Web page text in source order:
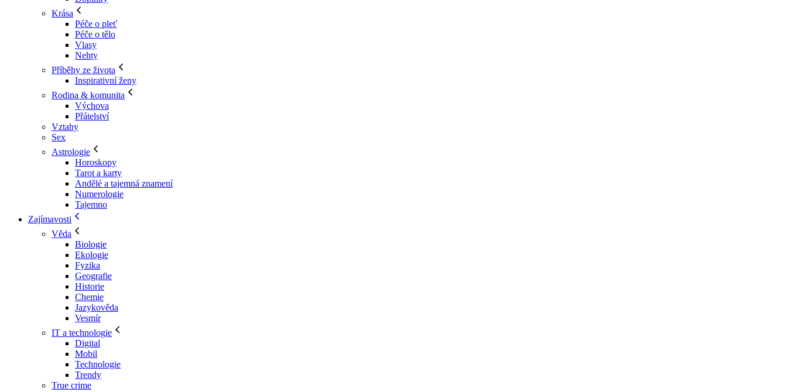
Krása
Péče o pleť
Péče o tělo
Vlasy
Nehty
Příběhy ze života
Inspirativní ženy
Rodina & komunita
Výchova
Přátelství
Vztahy
Sex
Astrologie
Horoskopy
Tarot a karty
Andělé a tajemná znamení
Numerologie
Tajemno
Zajímavosti
Věda
Biologie
Ekologie
Fyzika
Geografie
Historie
Chemie
Jazykověda
Vesmír
IT a technologie
Digital
Mobil
Technologie
Trendy
True crime